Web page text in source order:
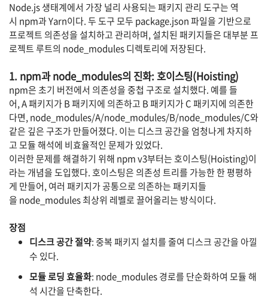
Node.js 생태계에서 가장 널리 사용되는 패키지 관리 도구는 역
시 npm과Yarn이다. 두 도구 모두 package.json파일을 기반으로
프로젝트 의존성을 설치하고 관리하며, 설치된 패키지들은 대부분 프
로젝트 루트의 node_modules디렉토리에 저장된다.
1. npm과 node_modules의 진화: 호이스팅(Hoisting)
npm은 초기 버전에서 의존성을 중첩 구조로 설치했다. 예를 들
어,A패키지가B패키지에 의존하고 B패키지가C패키지에 의존한
다면,node_modules/A/node_modules/B/node_modules/C와
같은 깊은 구조가 만들어졌다. 이는 디스크 공간을 엄청나게 차지하
고 모듈 해석에 비효율적인 문제가 있었다.
이러한 문제를 해결하기 위해 npm v3부터는 호이스팅(Hoisting)이
라는 개념을 도입했다. 호이스팅은 의존성 트리를 가능한 한 평평하
게 만들어, 여러 패키지가 공통으로 의존하는 패키지들
을 node_modules최상위 레벨로 끌어올리는 방식이다.
장점
디스크 공간 절약: 중복 패키지 설치를 줄여 디스크 공간을 아낄
수 있다.
모듈 로딩 효율화: node_modules경로를 단순화하여 모듈 해
석 시간을 단축한다.